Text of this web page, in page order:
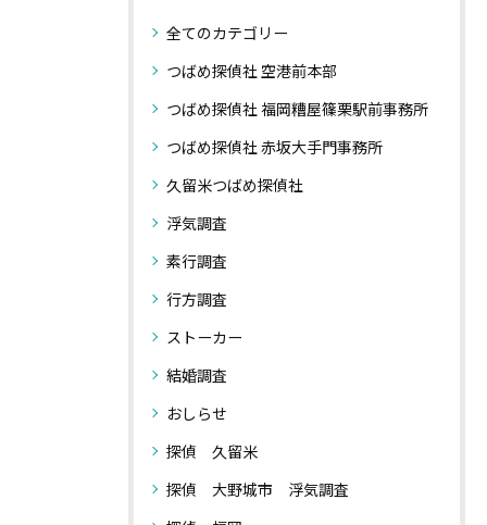
全てのカテゴリー
つばめ探偵社 空港前本部
つばめ探偵社 福岡糟屋篠栗駅前事務所
つばめ探偵社 赤坂大手門事務所
久留米つばめ探偵社
浮気調査
素行調査
行方調査
ストーカー
結婚調査
おしらせ
探偵 久留米
探偵 大野城市 浮気調査